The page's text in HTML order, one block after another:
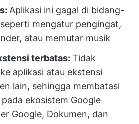
Aplikasi ini gagal di bidang-
mengatur pengingat,
atau memutar musik
terbatas: Tidak
aplikasi atau ekstensi
lain, sehingga membatasi
ekosistem Google
Google, Dokumen, dan